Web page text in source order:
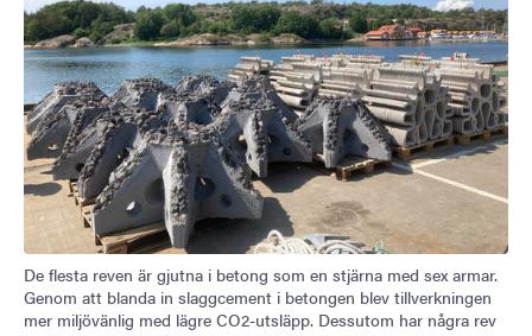
De flesta reven är gjutna i betong som en stjärna med sex armar.
Genom att blanda in slaggcement i betongen blev tillverkningen
mer miljövänlig med lägre CO2-utsläpp. Dessutom har några rev